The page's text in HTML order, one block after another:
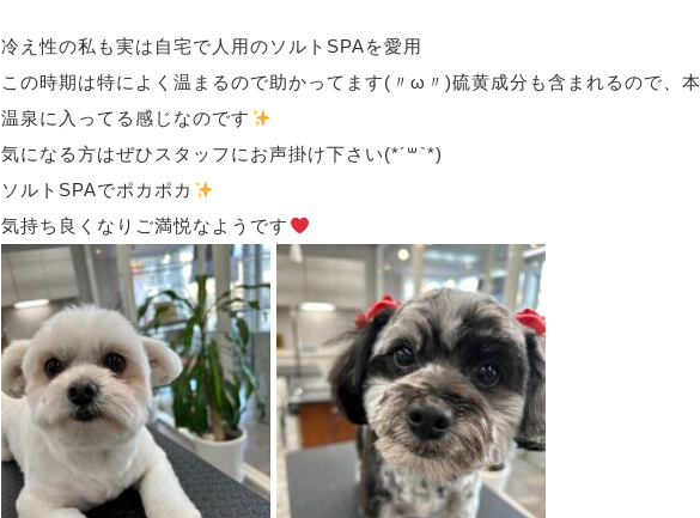
冷え性の私も実は自宅で人用のソルトSPAを愛用
この時期は特によく温まるので助かってます(〃ω〃)硫黄成分も含まれるので、
温泉に入ってる感じなのです
気になる方はぜひスタッフにお声掛け下さい(*´꒳`*)
ソルトSPAでポカポカ
気持ち良くなりご満悦なようです